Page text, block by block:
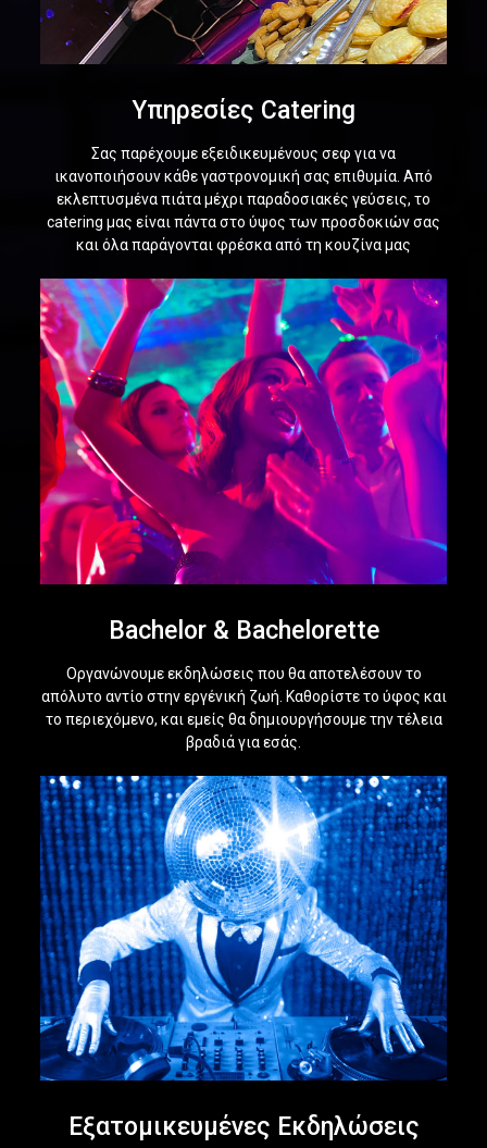
Υπηρεσίες Catering
Σας παρέχουμε εξειδικευμένους σεφ για να
ικανοποιήσουν κάθε γαστρονομική σας επιθυμία. Από
εκλεπτυσμένα πιάτα μέχρι παραδοσιακές γεύσεις, το
catering μας είναι πάντα στο ύψος των προσδοκιών σας
και όλα παράγονται φρέσκα από τη κουζίνα μας
Bachelor & Bachelorette
Οργανώνουμε εκδηλώσεις που θα αποτελέσουν το
απόλυτο αντίο στην εργένική ζωή. Καθορίστε το ύφος και
το περιεχόμενο, και εμείς θα δημιουργήσουμε την τέλεια
βραδιά για εσάς.
Εξατομικευμένες Εκδηλώσεις